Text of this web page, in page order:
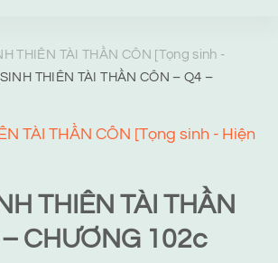
THIÊN TÀI THẦN CÔN [Tọng sinh -
THIÊN TÀI THẦN CÔN – Q4 –
TÀI THẦN CÔN [Tọng sinh - Hiện
THIÊN TÀI THẦN
CHƯƠNG 102c